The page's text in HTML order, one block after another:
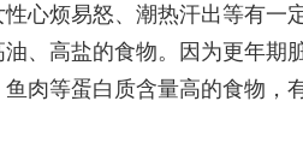
心烦易怒、潮热汗出等有一
、高盐的食物。因为更年期
肉等蛋白质含量高的食物，